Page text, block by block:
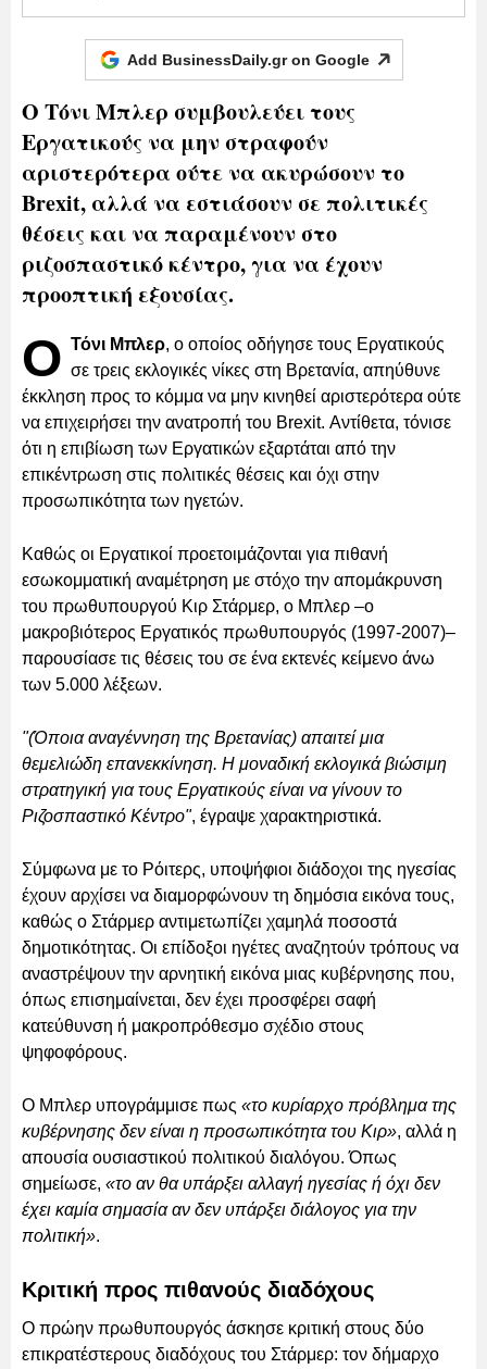
Add BusinessDaily.gr on Google
Ο Τόνι Μπλερ συμβουλεύει τους
Εργατικούς να μην στραφούν
αριστερότερα ούτε να ακυρώσουν το
Brexit, αλλά να εστιάσουν σε πολιτικές
θέσεις και να παραμένουν στο
ριζοσπαστικό κέντρο, για να έχουν
προοπτική εξουσίας.
Ο Τόνι Μπλερ, ο οποίος οδήγησε τους Εργατικούς
σε τρεις εκλογικές νίκες στη Βρετανία, απηύθυνε
έκκληση προς το κόμμα να μην κινηθεί αριστερότερα ούτε
να επιχειρήσει την ανατροπή του Brexit. Αντίθετα, τόνισε
ότι η επιβίωση των Εργατικών εξαρτάται από την
επικέντρωση στις πολιτικές θέσεις και όχι στην
προσωπικότητα των ηγετών.
Καθώς οι Εργατικοί προετοιμάζονται για πιθανή
εσωκομματική αναμέτρηση με στόχο την απομάκρυνση
του πρωθυπουργού Κιρ Στάρμερ, ο Μπλερ –ο
μακροβιότερος Εργατικός πρωθυπουργός (1997-2007)–
παρουσίασε τις θέσεις του σε ένα εκτενές κείμενο άνω
των 5.000 λέξεων.
"(Όποια αναγέννηση της Βρετανίας) απαιτεί μια
θεμελιώδη επανεκκίνηση. Η μοναδική εκλογικά βιώσιμη
στρατηγική για τους Εργατικούς είναι να γίνουν το
Ριζοσπαστικό Κέντρο", έγραψε χαρακτηριστικά.
Σύμφωνα με το Ρόιτερς, υποψήφιοι διάδοχοι της ηγεσίας
έχουν αρχίσει να διαμορφώνουν τη δημόσια εικόνα τους,
καθώς ο Στάρμερ αντιμετωπίζει χαμηλά ποσοστά
δημοτικότητας. Οι επίδοξοι ηγέτες αναζητούν τρόπους να
αναστρέψουν την αρνητική εικόνα μιας κυβέρνησης που,
όπως επισημαίνεται, δεν έχει προσφέρει σαφή
κατεύθυνση ή μακροπρόθεσμο σχέδιο στους
ψηφοφόρους.
Ο Μπλερ υπογράμμισε πως «το κυρίαρχο πρόβλημα της
κυβέρνησης δεν είναι η προσωπικότητα του Κιρ», αλλά η
απουσία ουσιαστικού πολιτικού διαλόγου. Όπως
σημείωσε, «το αν θα υπάρξει αλλαγή ηγεσίας ή όχι δεν
έχει καμία σημασία αν δεν υπάρξει διάλογος για την
πολιτική».
Κριτική προς πιθανούς διαδόχους
Ο πρώην πρωθυπουργός άσκησε κριτική στους δύο
επικρατέστερους διαδόχους του Στάρμερ: τον δήμαρχο